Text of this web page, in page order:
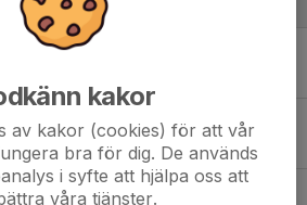
6 innan sommaruppehåll
två, 17/5 på Tibblevallen
efter påsklovsuppehåll
kakor
av kakor (cookies) för att vår
bra för dig. De används
i syfte att hjälpa oss att
våra tjänster.